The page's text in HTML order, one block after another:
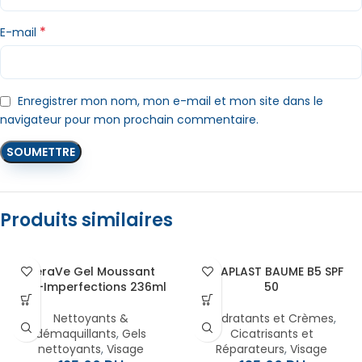
E-mail *
Enregistrer mon nom, mon e-mail et mon site dans le
navigateur pour mon prochain commentaire.
Produits similaires
CeraVe Gel Moussant
Anti-Imperfections 236ml
Nettoyants &
démaquillants, Gels
nettoyants, Visage
CICAPLAST BAUME B5 SPF
50
Hydratants et Crèmes,
Cicatrisants et
Réparateurs, Visage